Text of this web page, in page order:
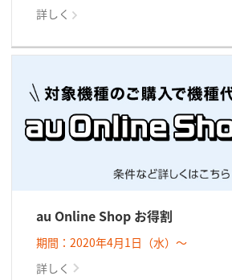
詳しく
au Online Shop お得割
期間：2020年4月1日（水）～
詳しく